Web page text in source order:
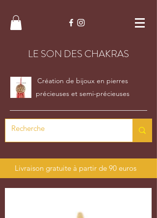
LE SON DES CHAKRAS
Création de bijoux en pierres
précieuses et semi-précieuses
Livraison gratuite à partir de 90 euros